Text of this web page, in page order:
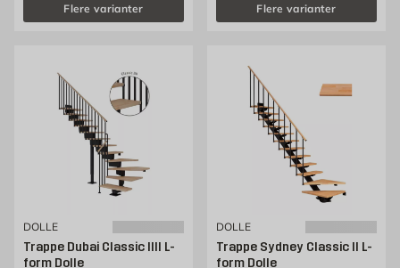
Flere varianter Flere varianter
DOLLE
Trappe Dubai Classic IIII L-
form Dolle
DOLLE
Trappe Sydney Classic II L-
form Dolle